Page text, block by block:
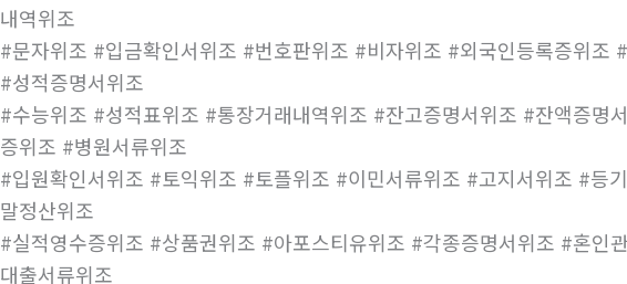
내역위조
#문자위조 #입금확인서위조 #번호판위조 #비자위조 #외국인등록증위조
#성적증명서위조
#수능위조 #성적표위조 #통장거래내역위조 #잔고증명서위조 #잔액증명
증위조 #병원서류위조
#입원확인서위조 #토익위조 #토플위조 #이민서류위조 #고지서위조 #등
말정산위조
#실적영수증위조 #상품권위조 #아포스티유위조 #각종증명서위조 #혼인
대출서류위조